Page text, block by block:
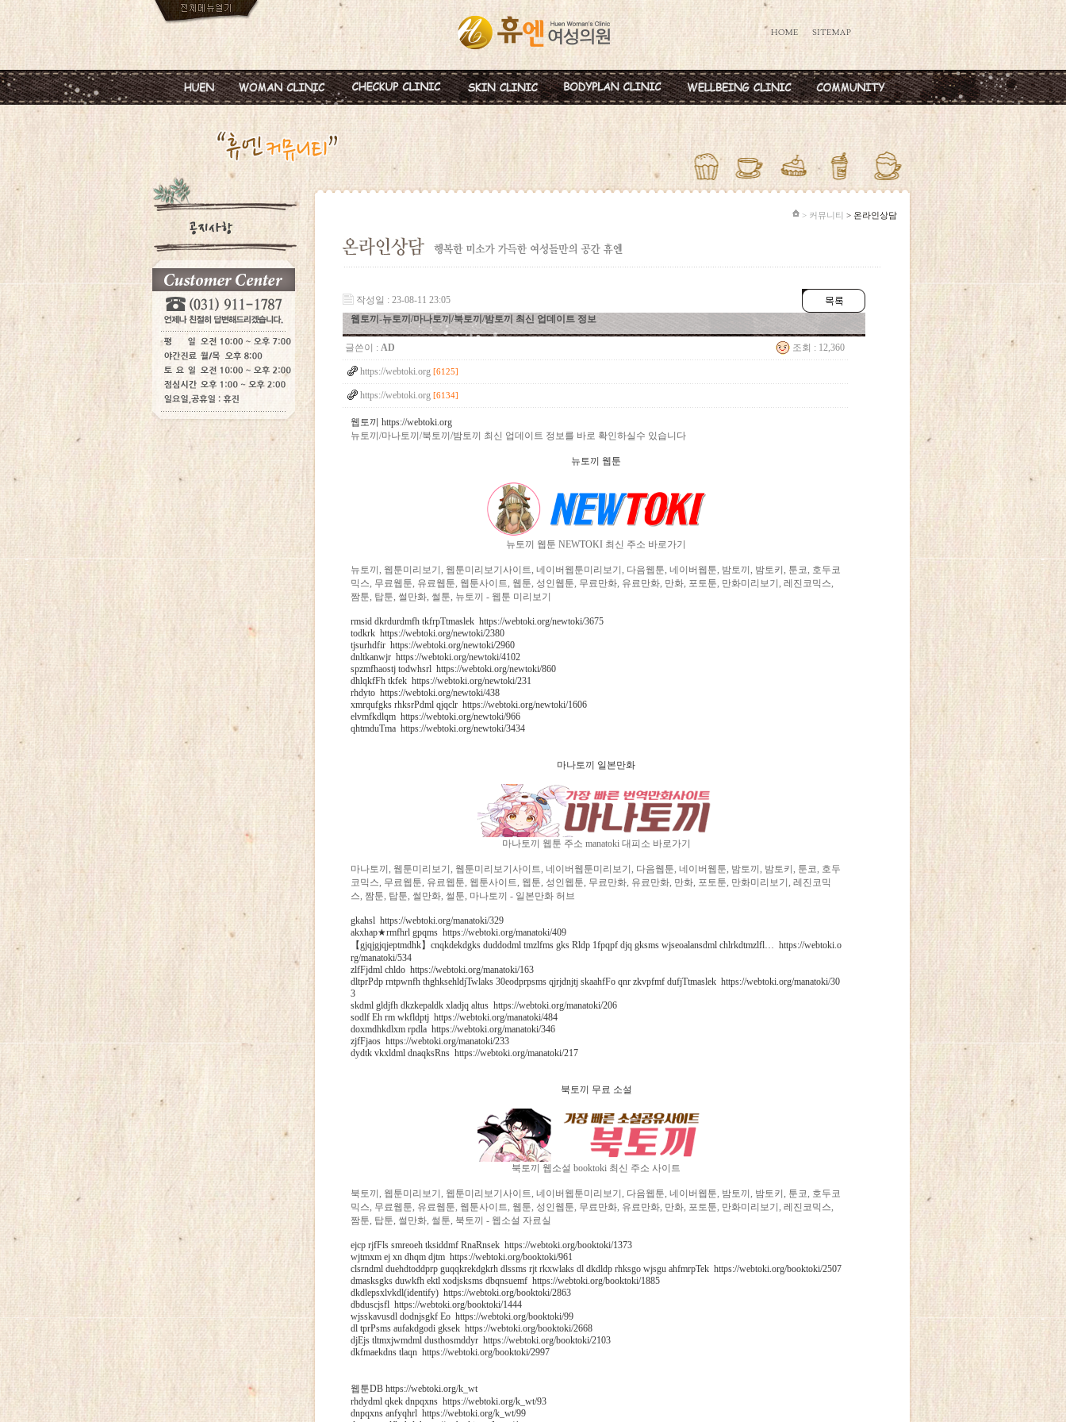
진료안내
병원둘러보기
찾아오시는길
피임
월경이상
갱년기 및 폐경
여성성형
혈액종합검진
미혼여성검진
초기임신검진
레스틸렌
비만약물요법
지방분해주사
카복시테라피
신데렐라주사
비타민칵테일
백옥주사
태반·마늘주사
공지사항
> 커뮤니티 > 온라인상담
작성일 : 23-08-11 23:05
웹토끼-뉴토끼/마나토끼/북토끼/밤토끼 최신 업데이트 정보
글쓴이 : AD 조회 : 12,360
https://webtoki.org [6125]
https://webtoki.org [6134]
웹토끼 https://webtoki.org
뉴토끼/마나토끼/북토끼/밤토끼 최신 업데이트 정보를 바로 확인하실수 있습니다
뉴토끼 웹툰
뉴토끼 웹툰 NEWTOKI 최신 주소 바로가기
뉴토끼, 웹툰미리보기, 웹툰미리보기사이트, 네이버웹툰미리보기, 다음웹툰, 네이버웹툰, 밤토끼, 밤토키, 툰코, 호두코
믹스, 무료웹툰, 유료웹툰, 웹툰사이트, 웹툰, 성인웹툰, 무료만화, 유료만화, 만화, 포토툰, 만화미리보기, 레진코믹스,
짬툰, 탑툰, 썰만화, 썰툰, 뉴토끼 - 웹툰 미리보기
rmsid dkrdurdmfh tkfrpTtmaslek https://webtoki.org/newtoki/3675
todkrk https://webtoki.org/newtoki/2380
tjsurhdfir https://webtoki.org/newtoki/2960
dnltkanwjr https://webtoki.org/newtoki/4102
spzmfhaostj todwhsrl https://webtoki.org/newtoki/860
dhlqkfFh tkfek https://webtoki.org/newtoki/231
rhdyto https://webtoki.org/newtoki/438
xmrqufgks rhksrPdml qjqclr https://webtoki.org/newtoki/1606
elvmfkdlqm https://webtoki.org/newtoki/966
qhtmduTma https://webtoki.org/newtoki/3434
마나토끼 일본만화
마나토끼 웹툰 주소 manatoki 대피소 바로가기
마나토끼, 웹툰미리보기, 웹툰미리보기사이트, 네이버웹툰미리보기, 다음웹툰, 네이버웹툰, 밤토끼, 밤토키, 툰코, 호두
코믹스, 무료웹툰, 유료웹툰, 웹툰사이트, 웹툰, 성인웹툰, 무료만화, 유료만화, 만화, 포토툰, 만화미리보기, 레진코믹
스, 짬툰, 탑툰, 썰만화, 썰툰, 마나토끼 - 일본만화 허브
gkahsl https://webtoki.org/manatoki/329
akxhap★rmfhrl gpqms https://webtoki.org/manatoki/409
【gjqjgjqjeptmdhk】cnqkdekdgks duddodml tmzlfms gks Rldp 1fpqpf djq gksms wjseoalansdml chlrkdtmzlfl… https://webtoki.o
rg/manatoki/534
zlfFjdml chldo https://webtoki.org/manatoki/163
dltprPdp rntpwnfh thghksehldjTwlaks 30eodprpsms qjrjdnjtj skaahfFo qnr zkvpfmf dufjTtmaslek https://webtoki.org/manatoki/30
3
skdml gldjfh dkzkepaldk xladjq altus https://webtoki.org/manatoki/206
sodlf Eh rm wkfldptj https://webtoki.org/manatoki/484
doxmdhkdlxm rpdla https://webtoki.org/manatoki/346
zjfFjaos https://webtoki.org/manatoki/233
dydtk vkxldml dnaqksRns https://webtoki.org/manatoki/217
북토끼 무료 소설
북토끼 웹소설 booktoki 최신 주소 사이트
북토끼, 웹툰미리보기, 웹툰미리보기사이트, 네이버웹툰미리보기, 다음웹툰, 네이버웹툰, 밤토끼, 밤토키, 툰코, 호두코
믹스, 무료웹툰, 유료웹툰, 웹툰사이트, 웹툰, 성인웹툰, 무료만화, 유료만화, 만화, 포토툰, 만화미리보기, 레진코믹스,
짬툰, 탑툰, 썰만화, 썰툰, 북토끼 - 웹소설 자료실
ejcp rjfFls smreoeh tksiddmf RnaRnsek https://webtoki.org/booktoki/1373
wjtmxm ej xn dhqm djtm https://webtoki.org/booktoki/961
clsrndml duehdtoddprp guqqkrekdgkrh dlssms rjt rkxwlaks dl dkdldp rhksgo wjsgu ahfmrpTek https://webtoki.org/booktoki/2507
dmasksgks duwkfh ektl xodjsksms dbqnsuemf https://webtoki.org/booktoki/1885
dkdlepsxlvkdl(identify) https://webtoki.org/booktoki/2863
dbduscjsfl https://webtoki.org/booktoki/1444
wjsskavusdl dodnjsgkf Eo https://webtoki.org/booktoki/99
dl tprPsms aufakdgodi gksek https://webtoki.org/booktoki/2668
djEjs tltmxjwmdml dusthosmddyr https://webtoki.org/booktoki/2103
dkfmaekdns tlaqn https://webtoki.org/booktoki/2997
웹툰DB https://webtoki.org/k_wt
rhdydml qkek dnpqxns https://webtoki.org/k_wt/93
dnpqxns anfyqhrl https://webtoki.org/k_wt/99